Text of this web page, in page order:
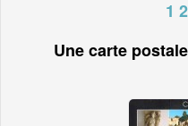
1
Une carte